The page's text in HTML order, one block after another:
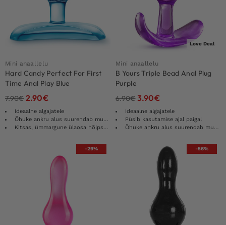
Mini anaallelu
Hard Candy Perfect For First
Time Anal Play Blue
7.90€2.90€
Ideaalne algajatele
Õhuke ankru alus suurendab mugavust
Kitsas, ümmargune ülaosa hõlpsaks sisestamiseks
Love Deal
Mini anaallelu
B Yours Triple Bead Anal Plug
Purple
6.90€3.90€
Ideaalne algajatele
Püsib kasutamise ajal paigal
Õhuke ankru alus suurendab mugavust
-29% -56%